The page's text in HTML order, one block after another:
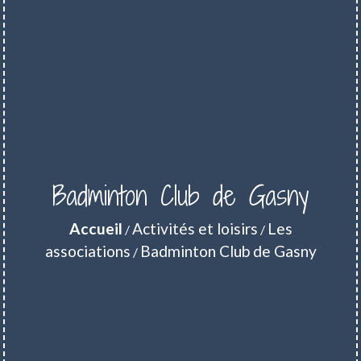
Badminton Club de Gasny
Accueil /Activités et loisirs / Les
associations / Badminton Club de Gasny